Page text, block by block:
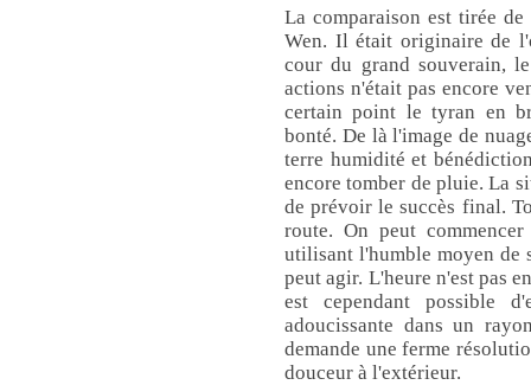
La comparaison est tirée
Wen. Il était originaire de
cour du grand souverain,
actions n'était pas encore
certain point le tyran en
bonté. De là l'image de
terre humidité et
encore tomber de pluie. La
de prévoir le succès final.
route. On peut
utilisant l'humble moyen de
peut agir. L'heure n'est pas
est cependant possible
adoucissante dans un
demande une ferme
douceur à l'extérieur.